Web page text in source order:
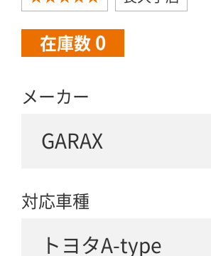
在庫数 0
メーカー
GARAX
対応車種
トヨタA-type